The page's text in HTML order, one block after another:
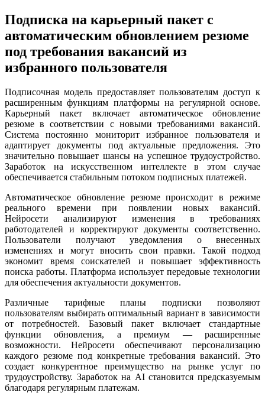
Подписка на карьерный пакет с
автоматическим обновлением резюме
под требования вакансий из
избранного пользователя
Подписочная модель предоставляет пользователям доступ к
расширенным функциям платформы на регулярной основе.
Карьерный пакет включает автоматическое обновление
резюме в соответствии с новыми требованиями вакансий.
Система постоянно мониторит избранное пользователя и
адаптирует документы под актуальные предложения. Это
значительно повышает шансы на успешное трудоустройство.
Заработок на искусственном интеллекте в этом случае
обеспечивается стабильным потоком подписных платежей.
Автоматическое обновление резюме происходит в режиме
реального времени при появлении новых вакансий.
Нейросети анализируют изменения в требованиях
работодателей и корректируют документы соответственно.
Пользователи получают уведомления о внесенных
изменениях и могут вносить свои правки. Такой подход
экономит время соискателей и повышает эффективность
поиска работы. Платформа использует передовые технологии
для обеспечения актуальности документов.
Различные тарифные планы подписки позволяют
пользователям выбирать оптимальный вариант в зависимости
от потребностей. Базовый пакет включает стандартные
функции обновления, а премиум — расширенные
возможности. Нейросети обеспечивают персонализацию
каждого резюме под конкретные требования вакансий. Это
создает конкурентное преимущество на рынке услуг по
трудоустройству. Заработок на AI становится предсказуемым
благодаря регулярным платежам.